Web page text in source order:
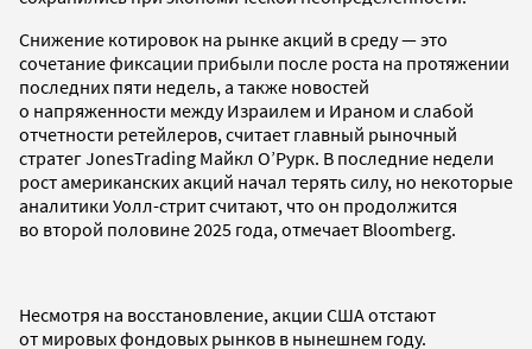
Снижение котировок на рынке акций в среду — это
сочетание фиксации прибыли после роста на протяжении
последних пяти недель, а также новостей
о напряженности между Израилем и Ираном и слабой
отчетности ретейлеров, считает главный рыночный
стратег JonesTrading Майкл О’Рурк. В последние недели
рост американских акций начал терять силу, но некоторые
аналитики Уолл-стрит считают, что он продолжится
во второй половине 2025 года, отмечает Bloomberg.
Несмотря на восстановление, акции США отстают
от мировых фондовых рынков в нынешнем году.